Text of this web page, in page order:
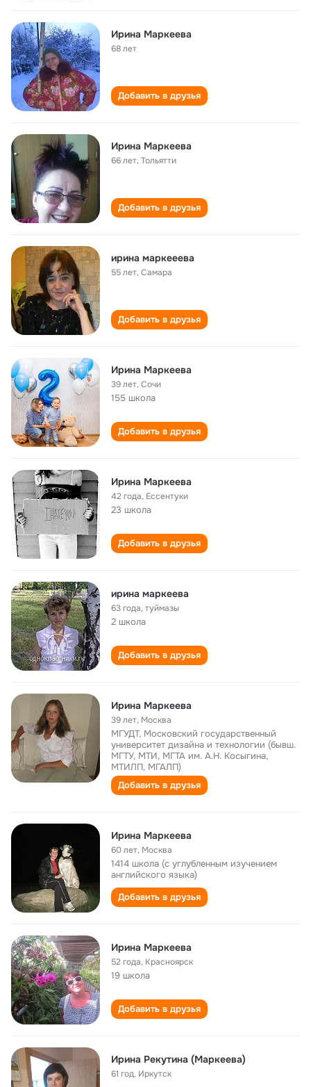
Ирина Маркеева
68 лет
Добавить в друзья
Ирина Маркеева
66 лет,Тольятти
Добавить в друзья
ирина маркееева
55 лет,Самара
Добавить в друзья
Ирина Маркеева
39 лет,Сочи
155 школа
Добавить в друзья
Ирина Маркеева
42 года, Ессентуки
23 школа
Добавить в друзья
ирина маркеева
63 года,туймазы
2 школа
Добавить в друзья
Ирина Маркеева
39 лет, Москва
МГУДТ, Московский государственный
университет дизайна и технологии (бывш.
МГТУ, МТИ, МГТА им. А.Н. Косыгина,
МТИЛП, МГАЛП)
Добавить в друзья
Ирина Маркеева
60 лет, Москва
1414 школа (с углубленным изучением
английского языка)
Добавить в друзья
Ирина Маркеева
52 года, Красноярск
19 школа
Добавить в друзья
Ирина Рекутина (Маркеева)
61 год, Иркутск